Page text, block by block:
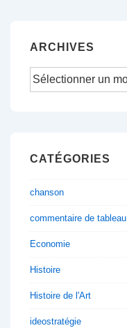
ARCHIVES
Archives
CATÉGORIES
chanson
commentaire de tableau
Economie
Histoire
Histoire de l'Art
ideostratégie